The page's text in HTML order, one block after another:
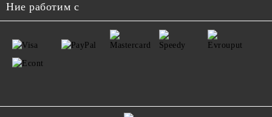
Ние работим с